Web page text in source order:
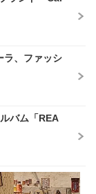
ラ、ファッシ
バム「REA